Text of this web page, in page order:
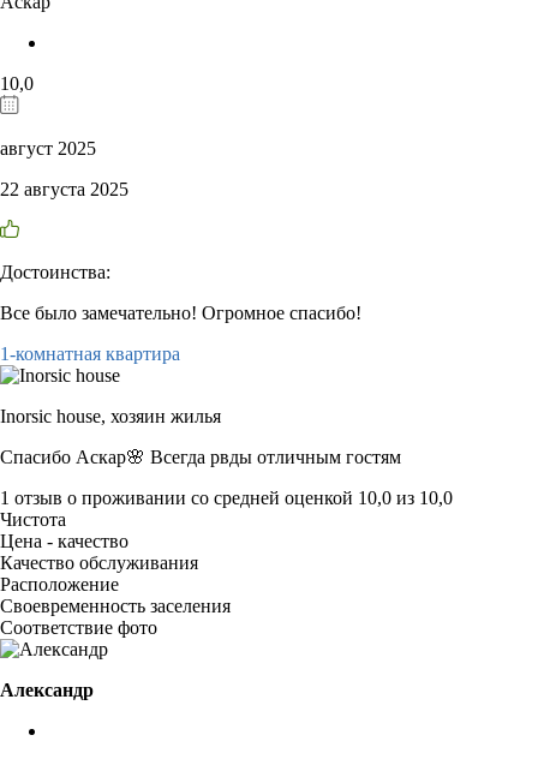
10,0
август 2025
22 августа 2025
Достоинства:
Все было замечательно! Огромное спасибо!
1-комнатная квартира
Inorsic house, хозяин жилья
Спасибо Аскар🌸 Всегда рвды отличным гостям
1 отзыв о проживании со средней оценкой 10,0 из 10,0
Чистота
Цена - качество
Качество обслуживания
Расположение
Своевременность заселения
Соответствие фото
Александр